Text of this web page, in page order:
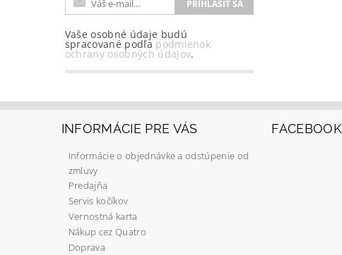
Vaše osobné údaje budú
spracované podľa podmienok
ochrany osobných údajov.
INFORMÁCIE PRE VÁS
Informácie o objednávke a odstúpenie od
zmluvy
Predajňa
Servis kočíkov
Vernostná karta
Nákup cez Quatro
Doprava
FACEBOOK